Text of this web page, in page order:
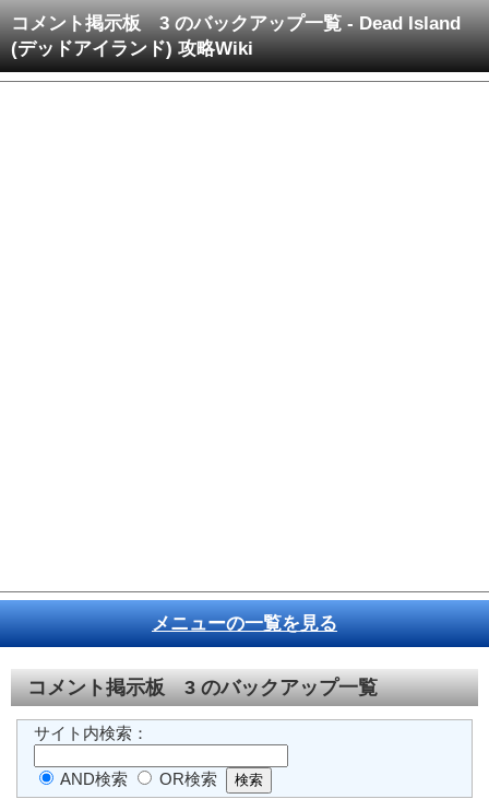
コメント掲示板 3 のバックアップ一覧 - Dead Island
(デッドアイランド) 攻略Wiki
メニューの一覧を見る
コメント掲示板 3のバックアップ一覧
サイト内検索：
AND検索
OR検索